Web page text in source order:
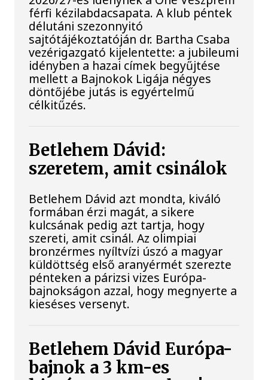
férfi kézilabdacsapata. A klub péntek
délutáni szezonnyitó
sajtótájékoztatóján dr. Bartha Csaba
vezérigazgató kijelentette: a jubileumi
idényben a hazai címek begyűjtése
mellett a Bajnokok Ligája négyes
döntőjébe jutás is egyértelmű
célkitűzés.
Betlehem Dávid:
szeretem, amit csinálok
Betlehem Dávid azt mondta, kiváló
formában érzi magát, a sikere
kulcsának pedig azt tartja, hogy
szereti, amit csinál. Az olimpiai
bronzérmes nyíltvízi úszó a magyar
küldöttség első aranyérmét szerezte
pénteken a párizsi vizes Európa-
bajnokságon azzal, hogy megnyerte a
kieséses versenyt.
Betlehem Dávid Európa-
bajnok a 3 km-es